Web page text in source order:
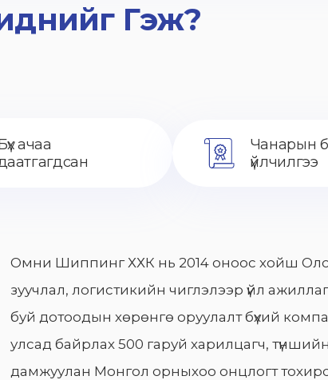
Гэж?
ачаа
Чанарын
үйлчилгээ
Омни Шиппинг ХХК нь 2014 оноос хойш
зуучлал, логистикийн чиглэлээр үйл
буй дотоодын хөрөнгө оруулалт бүхий
улсад байрлах 500 гаруй харилцагч,
дамжуулан Монгол орныхоо онцлогт